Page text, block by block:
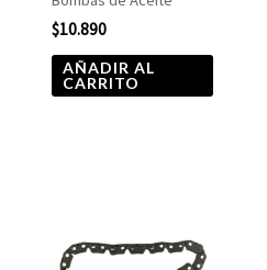
$10.890
AÑADIR AL
CARRITO